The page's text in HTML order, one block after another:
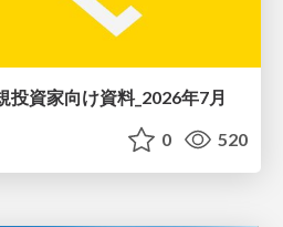
投資家向け資料_2026年7月
0 520